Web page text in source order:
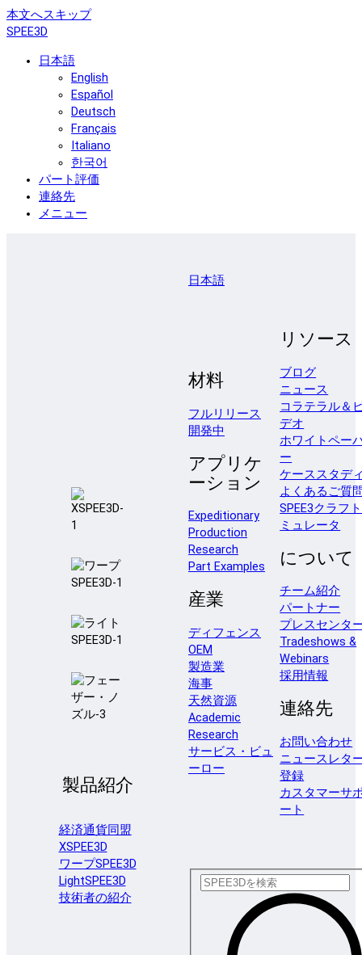
本文へスキップ
SPEE3D
日本語
English
Español
Deutsch
Français
Italiano
한국어
パート評価
連絡先
メニュー
製品紹介
経済通貨同盟
XSPEE3D
ワープSPEE3D
LightSPEE3D
技術者の紹介
日本語
材料
フルリリース
開発中
アプリケ
ーション
Expeditionary
Production
Research
Part Examples
産業
ディフェンス
OEM
製造業
海事
天然資源
Academic
Research
サービス・ビュ
ーロー
リソース
ブログ
ニュース
コラテラル＆
デオ
ホワイトペー
ー
ケーススタデ
よくあるご質
SPEE3クラフ
ミュレータ
について
チーム紹介
パートナー
プレスセンタ
Tradeshows &
Webinars
採用情報
連絡先
お問い合わせ
ニュースレタ
登録
カスタマーサ
ート